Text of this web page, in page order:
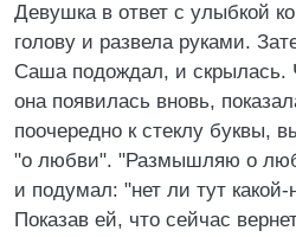
Девушка в ответ с улыбкой
голову и развела руками.
Саша подождал, и скрылась.
она появилась вновь,
поочередно к стеклу буквы,
"о любви". "Размышляю о
и подумал: "нет ли тут
Показав ей, что сейчас